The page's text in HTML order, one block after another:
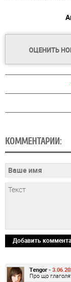
ОЦЕНИТЬ
КОММЕНТАРИИ:
Добавить
Tengor -
Про що